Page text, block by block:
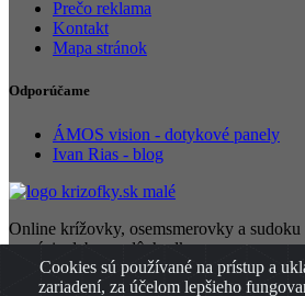
Prečo reklama
Kontakt
Mapa stránok
Odporúčame
ÁMOS vision - dotykové panely
Ivan Rias - blog
Online krížovky, osemsmerovky a sudoku
v práci, alebo na dôchodku.
Cookies sú používané na prístup a
zariadení, za účelom lepšieho